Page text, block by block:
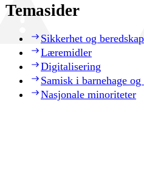
Temasider
Sikkerhet og beredskap
Læremidler
Digitalisering
Samisk i barnehage og
Nasjonale minoriteter